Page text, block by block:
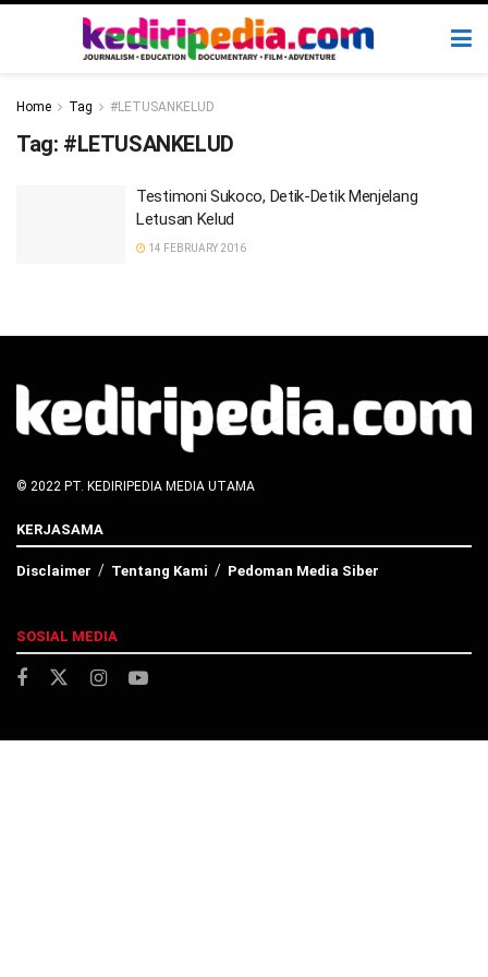
Home Tag #LETUSANKELUD
Tag: #LETUSANKELUD
Testimoni Sukoco, Detik-Detik Menjelang
Letusan Kelud
14 FEBRUARY 2016
© 2022 PT. KEDIRIPEDIA MEDIA UTAMA
KERJASAMA
Disclaimer Tentang Kami Pedoman Media Siber
SOSIAL MEDIA